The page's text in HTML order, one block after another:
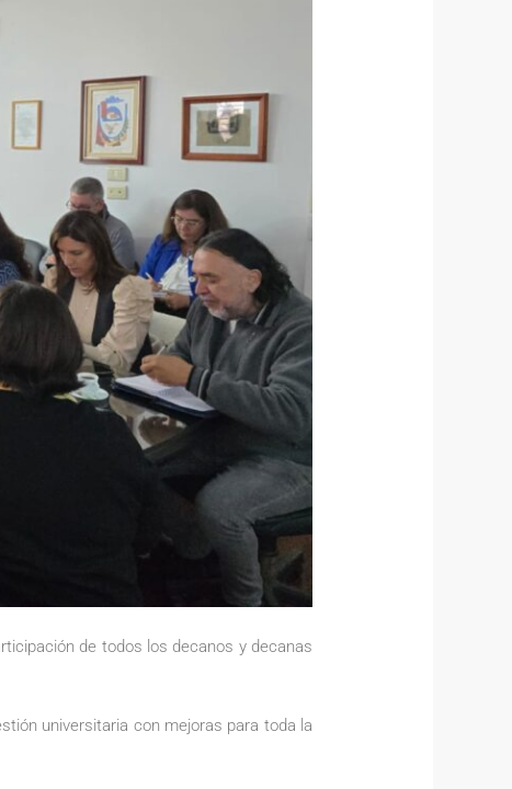
de todos los decanos y decanas
universitaria con mejoras para toda la